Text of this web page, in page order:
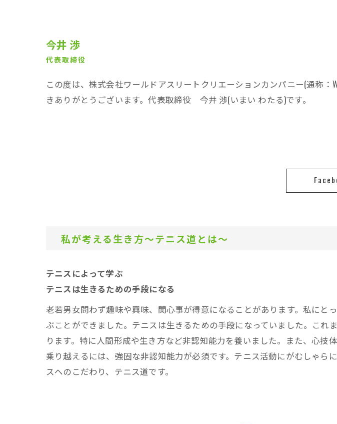
今井 渉
代表取締役
この度は、株式会社ワールドアスリートクリエーションカンパニー(通称：
きありがとうございます。代表取締役 今井 渉(いまい わたる)です。
私が考える生き方～テニス道とは～
テニスによって学ぶ
テニスは生きるための手段になる
老若男女問わず趣味や興味、関心事が得意になることがあります。私に
ぶことができました。テニスは生きるための手段になっていました。こ
ります。特に人間形成や生き方など非認知能力を養いました。また、心
乗り越えるには、強固な非認知能力が必須です。テニス活動にがむしゃ
スへのこだわり、テニス道です。